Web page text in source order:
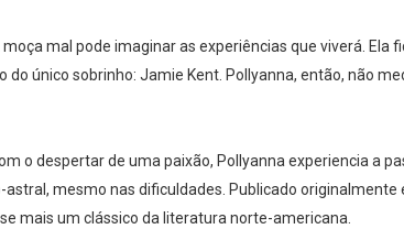
mal pode imaginar as experiências que viverá. Ela
único sobrinho: Jamie Kent. Pollyanna, então, não
o despertar de uma paixão, Pollyanna experiencia a
mesmo nas dificuldades. Publicado originalmente
mais um clássico da literatura norte-americana.